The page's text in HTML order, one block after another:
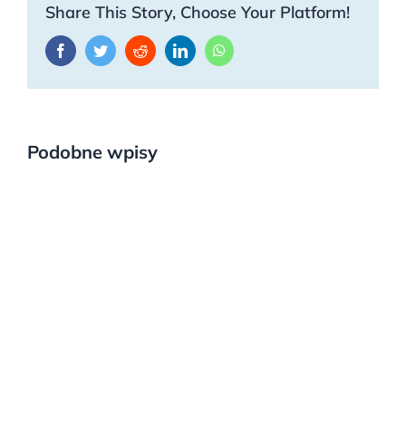
Share This Story, Choose Your Platform!
FacebookTwitterRedditLinkedInWhatsApp
Podobne wpisy